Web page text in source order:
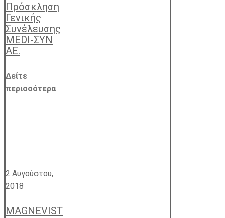
Πρόσκληση
Γενικής
Συνέλευσης
MEDI-ΣΥΝ
ΑΕ.
Δείτε
περισσότερα
2 Αυγούστου,
2018
MAGNEVIST